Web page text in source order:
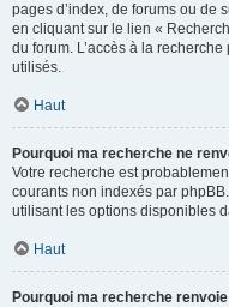
pages d’index, de forums ou de
en cliquant sur le lien «
du forum. L’accès à la
utilisés.
Haut
Pourquoi ma recherche ne
Votre recherche est
courants non indexés par
utilisant les options disponibles
Haut
Pourquoi ma recherche